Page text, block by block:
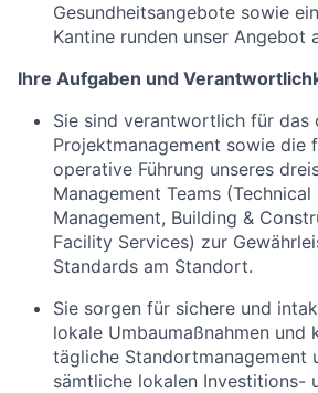
Gesundheitsangebote sowie
Kantine runden unser Angebot
Ihre Aufgaben und
Sie sind verantwortlich für das
Projektmanagement sowie die
operative Führung unseres
Management Teams
Management, Building &
Facility Services) zur
Standards am Standort.
Sie sorgen für sichere und
lokale Umbaumaßnahmen und
tägliche Standortmanagement
sämtliche lokalen Investitions-